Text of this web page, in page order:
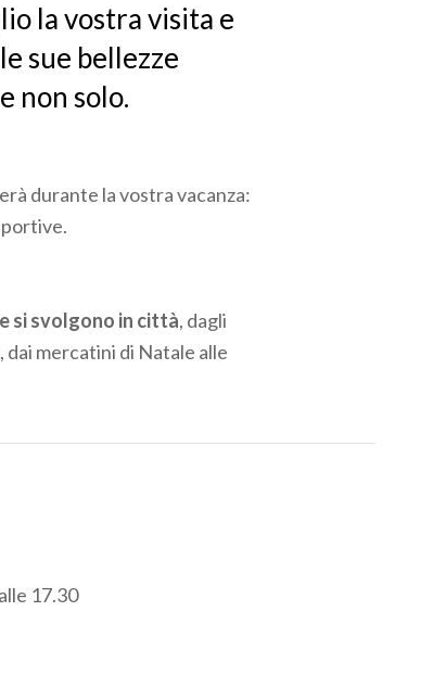
la vostra visita e
sue bellezze
non solo.
durante la vostra vacanza:
si svolgono in città, dagli
dai mercatini di Natale alle
17.30